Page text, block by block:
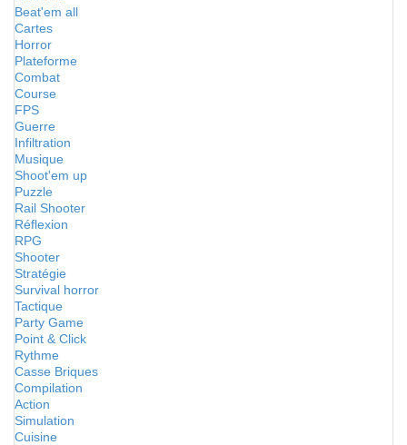
Beat'em all
Cartes
Horror
Plateforme
Combat
Course
FPS
Guerre
Infiltration
Musique
Shoot'em up
Puzzle
Rail Shooter
Réflexion
RPG
Shooter
Stratégie
Survival horror
Tactique
Party Game
Point & Click
Rythme
Casse Briques
Compilation
Action
Simulation
Cuisine